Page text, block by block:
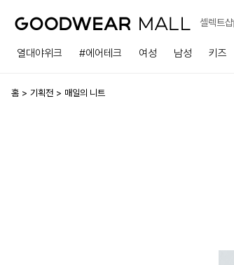
셀렉트샵
열대야위크 #에어테크 여성 남성 키즈
홈 기획전 매일의 니트